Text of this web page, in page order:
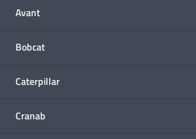
Avant
Bobcat
Caterpillar
Cranab